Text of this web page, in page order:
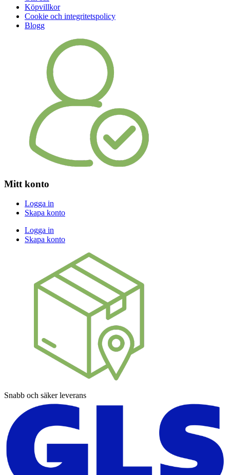
Köpvillkor
Cookie och integritetspolicy
Blogg
Mitt konto
Logga in
Skapa konto
Logga in
Skapa konto
Snabb och säker leverans